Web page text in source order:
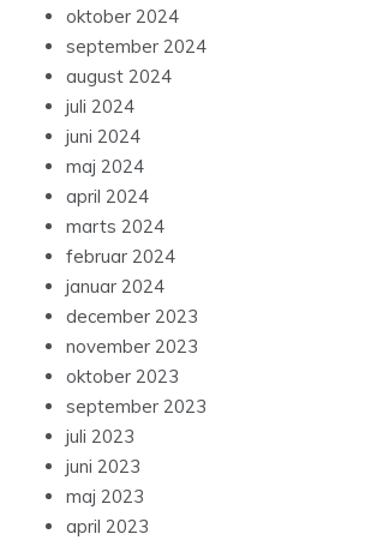
oktober 2024
september 2024
august 2024
juli 2024
juni 2024
maj 2024
april 2024
marts 2024
februar 2024
januar 2024
december 2023
november 2023
oktober 2023
september 2023
juli 2023
juni 2023
maj 2023
april 2023